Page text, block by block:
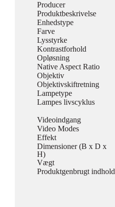
Producer
Produktbeskrivelse
Enhedstype
Farve
Lysstyrke
Kontrastforhold
Opløsning
Native Aspect Ratio
Objektiv
Objektivskiftretning
Lampetype
Lampes livscyklus
Videoindgang
Video Modes
Effekt
Dimensioner (B x D x
H)
Vægt
Produktgenbrugt indhold